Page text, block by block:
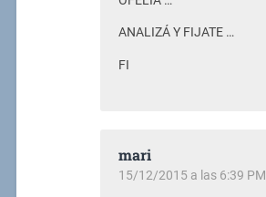
ANALIZÁ Y FIJATE …
FI
mari
15/12/2015 a las 6:39 PM